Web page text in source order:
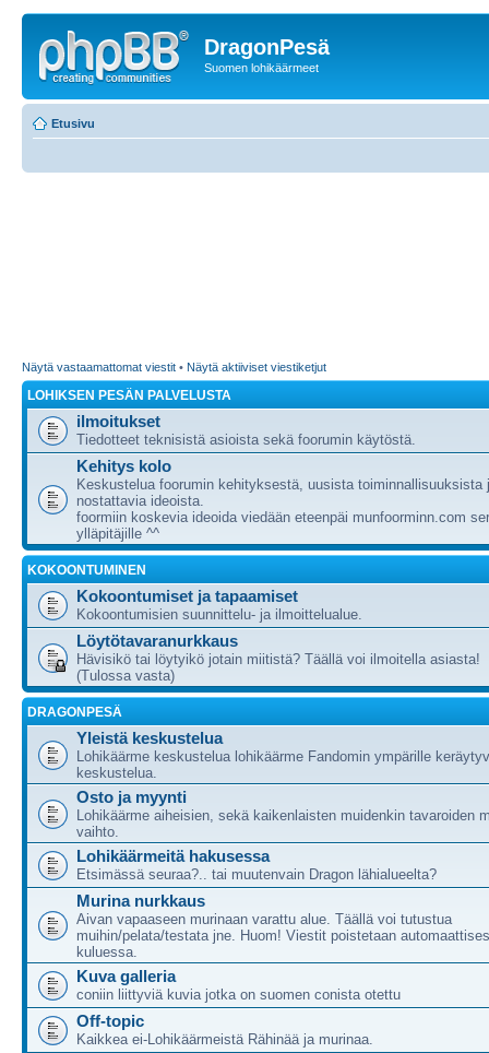
DragonPesä
Suomen lohikäärmeet
Etusivu
Näytä vastaamattomat viestit • Näytä aktiiviset viestiketjut
LOHIKSEN PESÄN PALVELUSTA
ilmoitukset
Tiedotteet teknisistä asioista sekä foorumin käytöstä.
Kehitys kolo
Keskustelua foorumin kehityksestä, uusista toiminnallisuuksista
nostattavia ideoista.
foormiin koskevia ideoida viedään eteenpäi munfoorminn.com
ylläpitäjille ^^
KOKOONTUMINEN
Kokoontumiset ja tapaamiset
Kokoontumisien suunnittelu- ja ilmoittelualue.
Löytötavaranurkkaus
Hävisikö tai löytyikö jotain miitistä? Täällä voi ilmoitella asiasta!
(Tulossa vasta)
DRAGONPESÄ
Yleistä keskustelua
Lohikäärme keskustelua lohikäärme Fandomin ympärille
keskustelua.
Osto ja myynti
Lohikäärme aiheisien, sekä kaikenlaisten muidenkin tavaroiden
vaihto.
Lohikäärmeitä hakusessa
Etsimässä seuraa?.. tai muutenvain Dragon lähialueelta?
Murina nurkkaus
Aivan vapaaseen murinaan varattu alue. Täällä voi tutustua
muihin/pelata/testata jne. Huom! Viestit poistetaan
kuluessa.
Kuva galleria
coniin liittyviä kuvia jotka on suomen conista otettu
Off-topic
Kaikkea ei-Lohikäärmeistä Rähinää ja murinaa.